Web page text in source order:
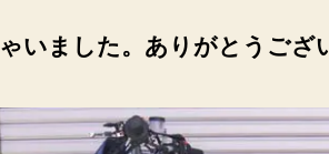
17
日
在
Husqvarna
いました。ありがとうござ